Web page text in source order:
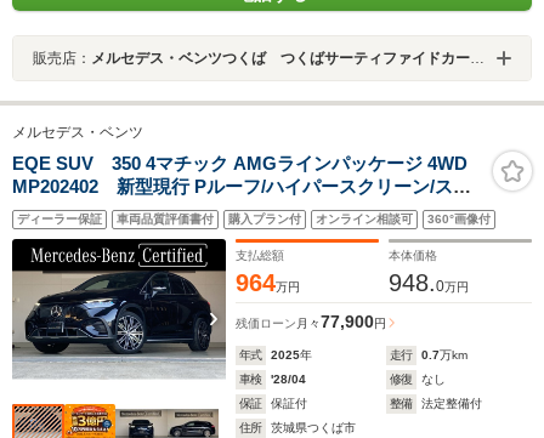
販売店： メルセデス・ベンツつくば つくばサーティファイドカーセンター
メルセデス・ベンツ
EQE SUV 350 4マチック AMGラインパッケージ 4WD
MP202402 新型現行 Pルーフ/ハイパースクリーン/ステ
アリングヒーター/イルミステップカバー/シートベンチレ
ーター/ヘッドアップDISP/Burmester3D/ブランドロゴプ
ロジェクター
ディーラー保証 車両品質評価書付 購入プラン付 オンライン相談可 360°画像付
支払総額
964万円
本体価格
948.0万円
残価ローン 月々77,900円
年式 2025年 走行 0.7万km
車検
'28/04 修復
なし
保証
保証付 整備
法定整備付
住所
茨城県つくば市